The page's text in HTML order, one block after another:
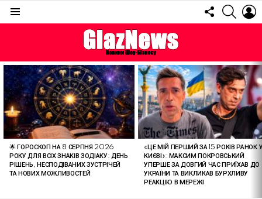
FOLLOW
US
ОСТАННІ
СТАТТІ
🌟 ГОРОСКОП НА 8 СЕРПНЯ 2026
РОКУ ДЛЯ ВСІХ ЗНАКІВ ЗОДІАКУ: ДЕНЬ
РІШЕНЬ, НЕСПОДІВАНИХ ЗУСТРІЧЕЙ
ТА НОВИХ МОЖЛИВОСТЕЙ
«ЦЕ МІЙ ПЕРШИЙ ЗА 15 РОКІВ РАНОК
КИЄВІ»: МАКСИМ ПОКРОВСЬКИЙ
УПЕРШЕ ЗА ДОВГИЙ ЧАС ПРИЇХАВ ДО
УКРАЇНИ ТА ВИКЛИКАВ БУРХЛИВУ
РЕАКЦІЮ В МЕРЕЖІ